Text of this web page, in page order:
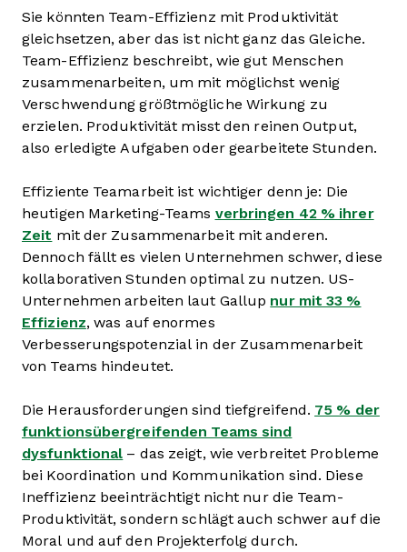
Sie könnten Team-Effizienz mit Produktivität
gleichsetzen, aber das ist nicht ganz das Gleiche.
Team-Effizienz beschreibt, wie gut Menschen
zusammenarbeiten, um mit möglichst wenig
Verschwendung größtmögliche Wirkung zu
erzielen. Produktivität misst den reinen Output,
also erledigte Aufgaben oder gearbeitete Stunden.
Effiziente Teamarbeit ist wichtiger denn je: Die
heutigen Marketing-Teams verbringen 42 % ihrer
Zeit mit der Zusammenarbeit mit anderen.
Dennoch fällt es vielen Unternehmen schwer, diese
kollaborativen Stunden optimal zu nutzen. US-
Unternehmen arbeiten laut Gallup nur mit 33 %
Effizienz, was auf enormes
Verbesserungspotenzial in der Zusammenarbeit
von Teams hindeutet.
Die Herausforderungen sind tiefgreifend. 75 % der
funktionsübergreifenden Teams sind
dysfunktional – das zeigt, wie verbreitet Probleme
bei Koordination und Kommunikation sind. Diese
Ineffizienz beeinträchtigt nicht nur die Team-
Produktivität, sondern schlägt auch schwer auf die
Moral und auf den Projekterfolg durch.